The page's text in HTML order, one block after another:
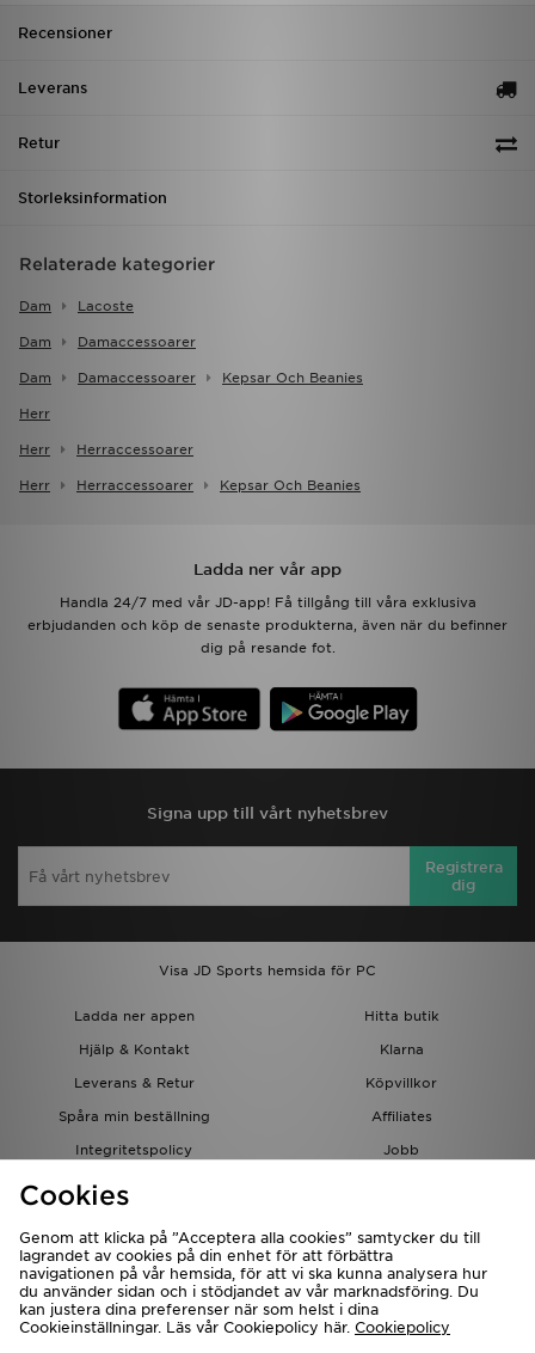
Recensioner
Leverans
Retur
Storleksinformation
Relaterade kategorier
Dam Lacoste
Dam Damaccessoarer
Dam Damaccessoarer Kepsar Och Beanies
Herr
Herr Herraccessoarer
Herr Herraccessoarer Kepsar Och Beanies
Ladda ner vår app
Handla 24/7 med vår JD-app! Få tillgång till våra exklusiva
erbjudanden och köp de senaste produkterna, även när du befinner
dig på resande fot.
Signa upp till vårt nyhetsbrev
Registrera
dig
Visa JD Sports hemsida för PC
Ladda ner appen
Hitta butik
Hjälp & Kontakt
Klarna
Leverans & Retur
Köpvillkor
Spåra min beställning
Affiliates
Integritetspolicy
Jobb
JD-bloggen
Cookies
Genom att klicka på ”Acceptera alla cookies” samtycker du till
lagrandet av cookies på din enhet för att förbättra
navigationen på vår hemsida, för att vi ska kunna analysera hur
du använder sidan och i stödjandet av vår marknadsföring. Du
kan justera dina preferenser när som helst i dina
Cookieinställningar. Läs vår Cookiepolicy här. Cookiepolicy